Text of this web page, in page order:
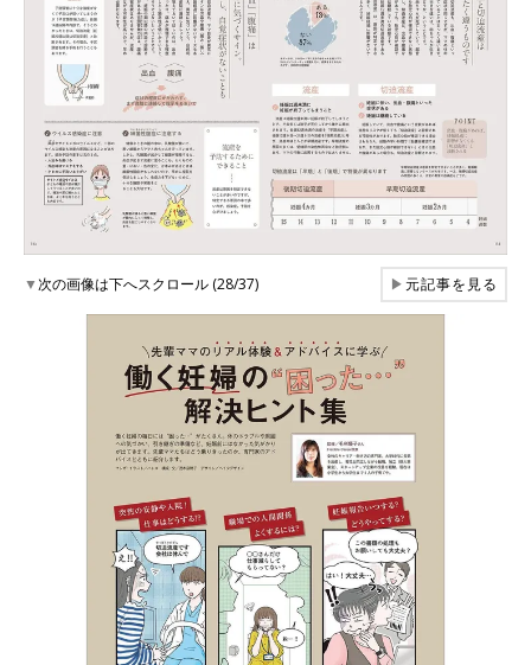
▼次の画像は下へスクロール (28/37) ▶元記事を見る